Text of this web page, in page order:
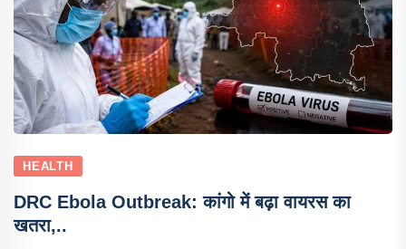
HEALTH
DRC Ebola Outbreak: कांगो में बढ़ा वायरस का
खतरा,..